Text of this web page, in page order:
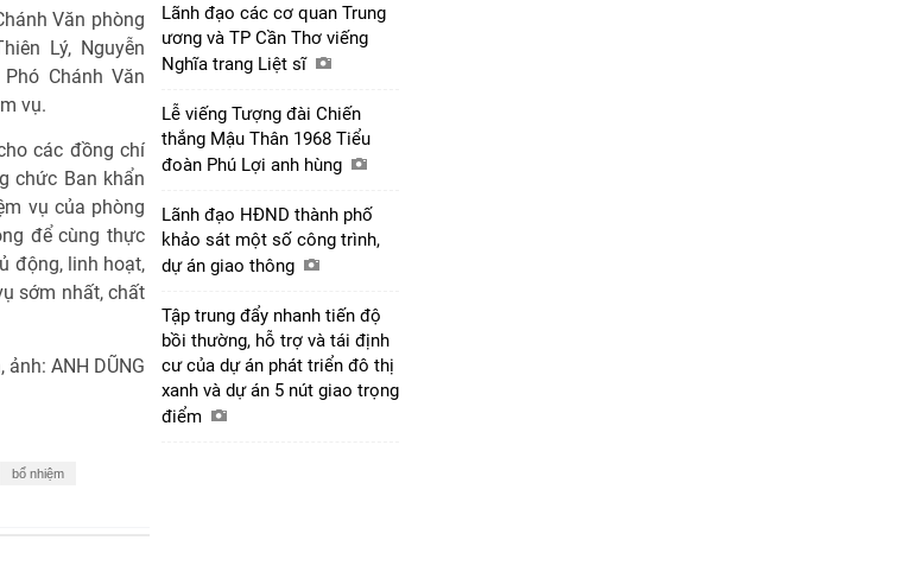
Văn phòng
Lý, Nguyễn
Chánh Văn
vụ.
các đồng chí
chức Ban khẩn
vụ của phòng
để cùng thực
động, linh hoạt,
sớm nhất, chất
ảnh: ANH DŨNG
bổ nhiệm
Lãnh đạo các cơ quan Trung
ương và TP Cần Thơ viếng
Nghĩa trang Liệt sĩ
Lễ viếng Tượng đài Chiến
thắng Mậu Thân 1968 Tiểu
đoàn Phú Lợi anh hùng
Lãnh đạo HĐND thành phố
khảo sát một số công trình,
dự án giao thông
Tập trung đẩy nhanh tiến độ
bồi thường, hỗ trợ và tái định
cư của dự án phát triển đô thị
xanh và dự án 5 nút giao trọng
điểm